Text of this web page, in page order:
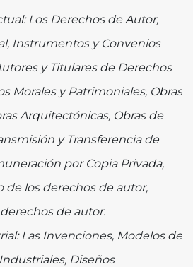
Los Derechos de Autor,
Instrumentos y Convenios
y Titulares de Derechos
Morales y Patrimoniales, Obras
Arquitectónicas, Obras de
y Transferencia de
por Copia Privada,
de los derechos de autor,
de autor.
Las Invenciones, Modelos de
Diseños